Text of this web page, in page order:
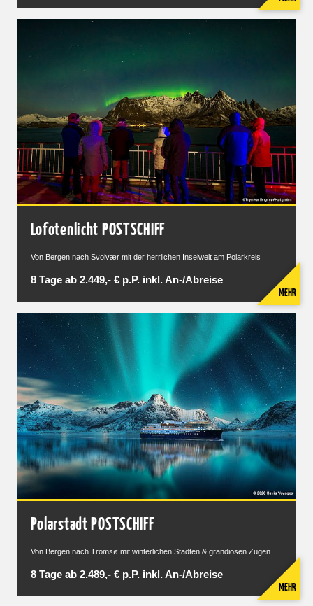
Lofotenlicht POSTSCHIFF
Von Bergen nach Svolvær mit der herrlichen Inselwelt am Polarkreis
8 Tage ab 2.449,- € p.P. inkl. An-/Abreise
MEHR
Polarstadt POSTSCHIFF
Von Bergen nach Tromsø mit winterlichen Städten & grandiosen Zügen
8 Tage ab 2.489,- € p.P. inkl. An-/Abreise
MEHR